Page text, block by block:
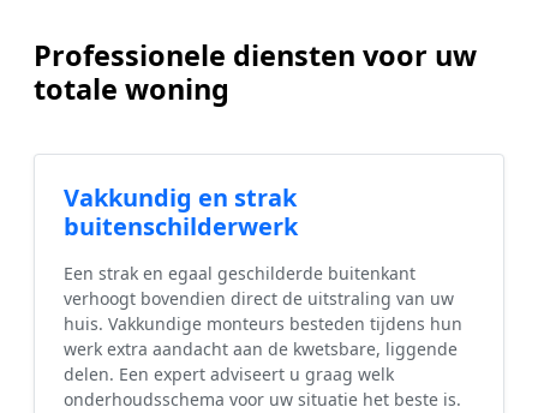
Professionele diensten voor uw
totale woning
Vakkundig en strak
buitenschilderwerk
Een strak en egaal geschilderde buitenkant
verhoogt bovendien direct de uitstraling van uw
huis. Vakkundige monteurs besteden tijdens hun
werk extra aandacht aan de kwetsbare, liggende
delen. Een expert adviseert u graag welk
onderhoudsschema voor uw situatie het beste is.